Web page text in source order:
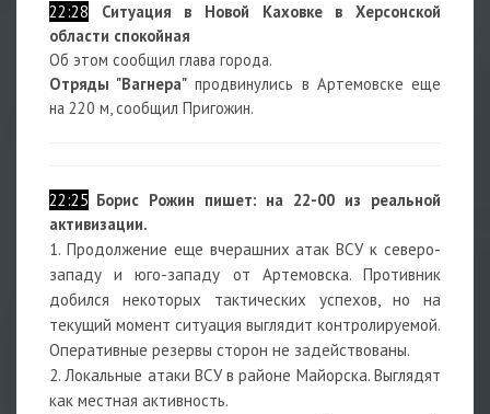
22:28
Ситуация в Новой Каховке в Херсонской
области спокойная
Об этом сообщил глава города.
Отряды "Вагнера" продвинулись в Артемовске еще
на 220 м, сообщил Пригожин.
22:25 Борис Рожин пишет: на 22-00 из реальной
активизации.
1. Продолжение еще вчерашних атак ВСУ к северо-
западу и юго-западу от Артемовска. Противник
добился некоторых тактических успехов, но на
текущий момент ситуация выглядит контролируемой.
Оперативные резервы сторон не задействованы.
2. Локальные атаки ВСУ в районе Майорска. Выглядят
как местная активность.